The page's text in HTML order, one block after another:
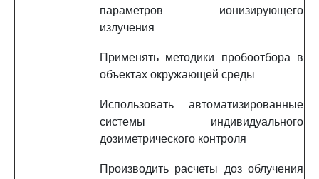
параметров ионизирующего
излучения
Применять методики пробоотбора в
объектах окружающей среды
Использовать автоматизированные
системы индивидуального
дозиметрического контроля
Производить расчеты доз облучения